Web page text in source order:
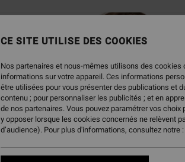
CE SITE UTILISE DES COOKIES
Nos partenaires et nous-mêmes utilisons des
informations sur votre appareil. Ces informations
être utilisées pour vous présenter des publications et
contenu ; pour personnaliser les publicités ; et en
de nos partenaires. Vous pouvez paramétrer vos
y opposer lorsque les cookies concernés ne relèvent
d’audience). Pour plus d'informations, consultez notre :